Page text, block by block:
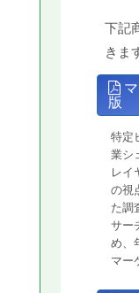
下記
きま
マ
版
特定
業シ
レイ
の視
た調
サー
め、
マー